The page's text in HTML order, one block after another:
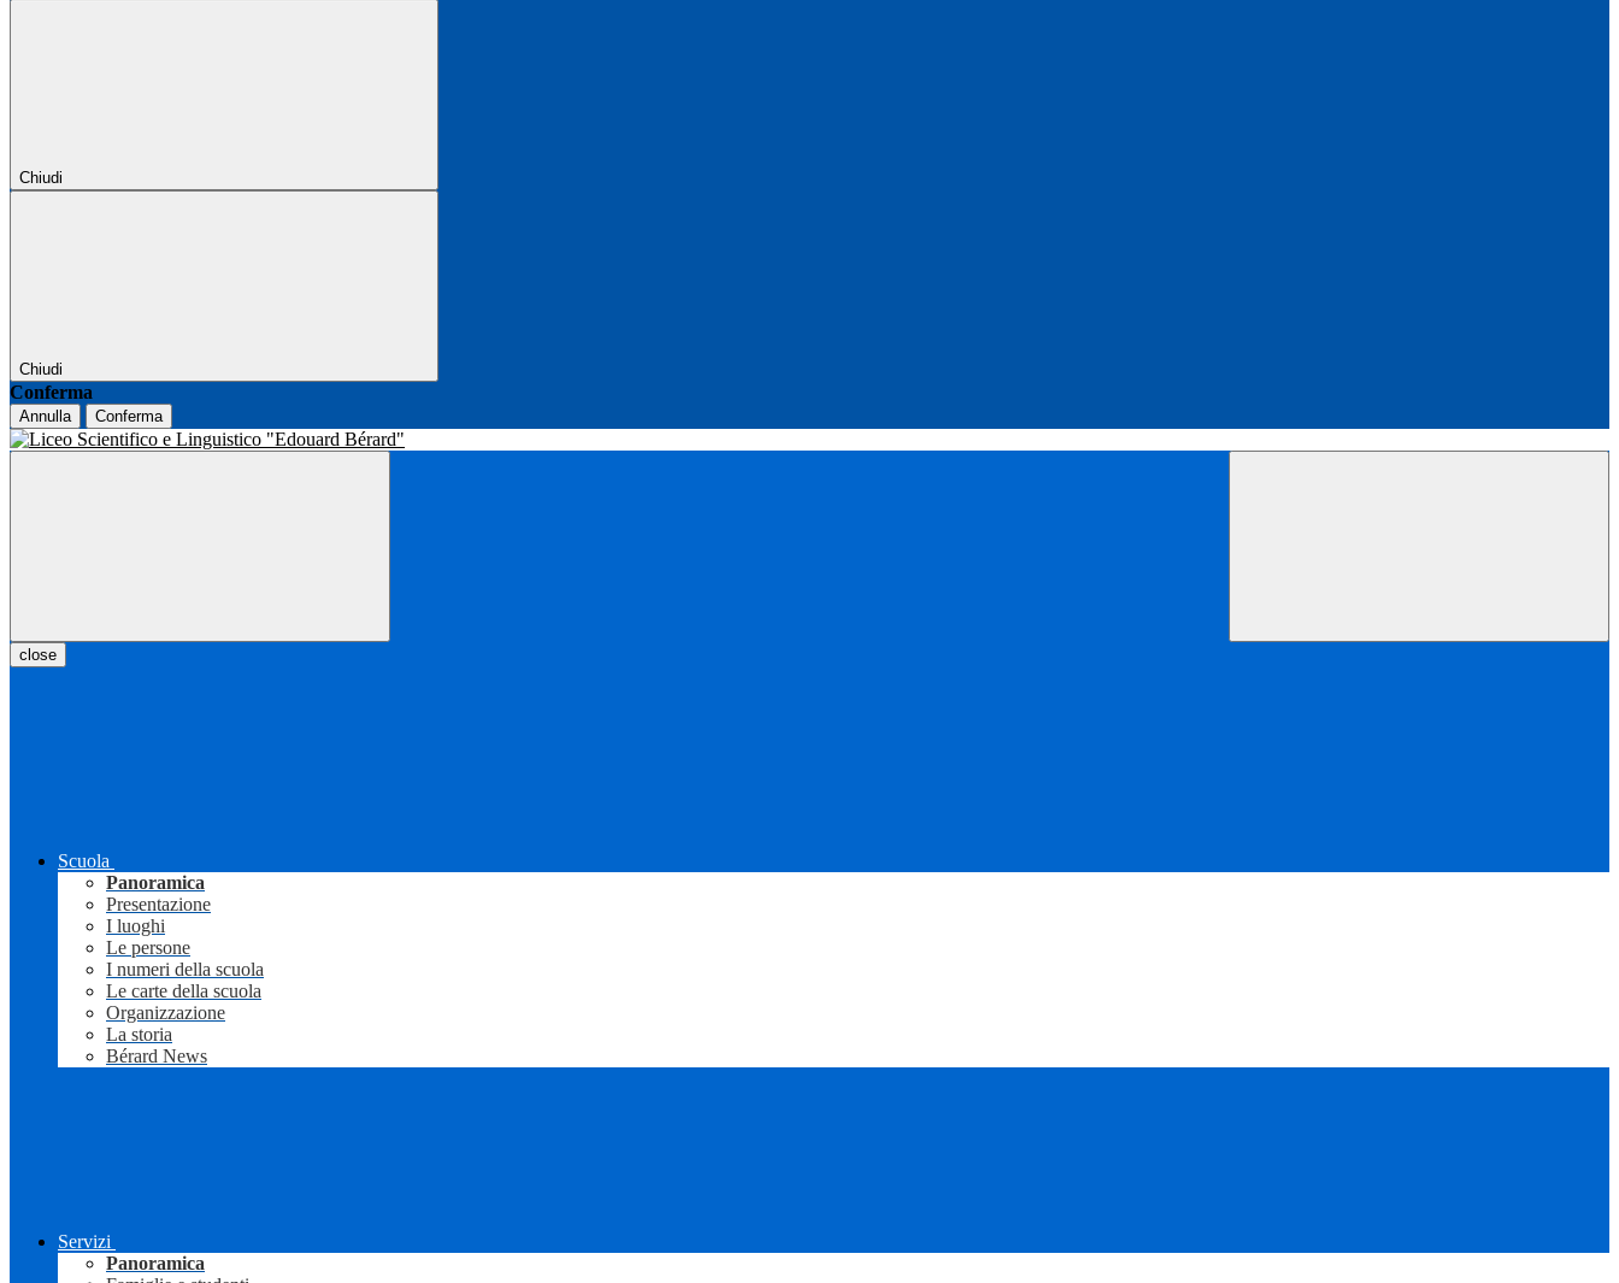
Chiudi
Chiudi
Conferma
Annulla Conferma
close
Scuola
Panoramica
Presentazione
I luoghi
Le persone
I numeri della scuola
Le carte della scuola
Organizzazione
La storia
Bérard News
Servizi
Panoramica